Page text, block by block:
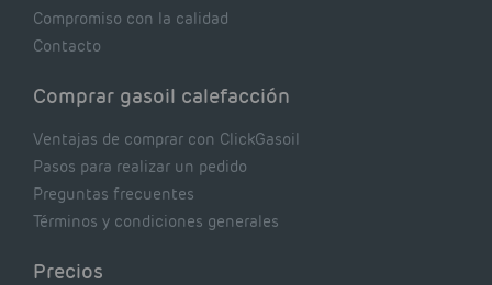
Compromiso con la calidad
Contacto
Comprar gasoil calefacción
Ventajas de comprar con ClickGasoil
Pasos para realizar un pedido
Preguntas frecuentes
Términos y condiciones generales
Precios